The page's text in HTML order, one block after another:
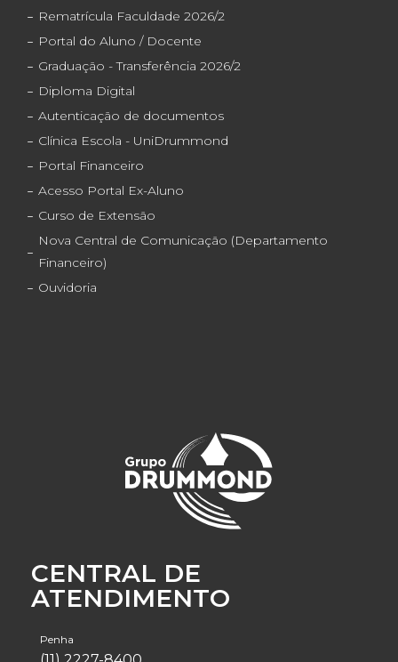
Rematrícula Faculdade 2026/2
Portal do Aluno / Docente
Graduação - Transferência 2026/2
Diploma Digital
Autenticação de documentos
Clínica Escola - UniDrummond
Portal Financeiro
Acesso Portal Ex-Aluno
Curso de Extensão
Nova Central de Comunicação (Departamento
Financeiro)
Ouvidoria
CENTRAL DE
ATENDIMENTO
Penha